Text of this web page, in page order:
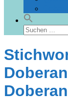
Suchen
nach:
Doberan